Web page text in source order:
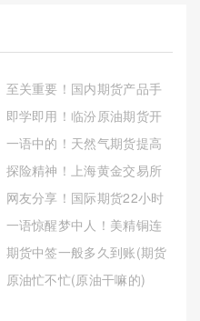
至关重要！国内期货产品手
续费(期货手续费哪家最低)
即学即用！临汾原油期货开
户保证金（详细阐述临汾地
区原油期货开户保证金的相
关信息）
一语中的！天然气期货提高
保证金：影响与应对策略
探险精神！上海黄金交易所
开户（帮助投资者更好地了
解并参与这一重要的金融市
场）
网友分享！国际期货22小时
喊单(全天候交易策略与市场
动态解析)
一语惊醒梦中人！美精铜连
在哪里开户(美精铜一手多少
吨)
期货中签一般多久到账(期货
中签一般多久到账啊)
原油忙不忙(原油干嘛的)